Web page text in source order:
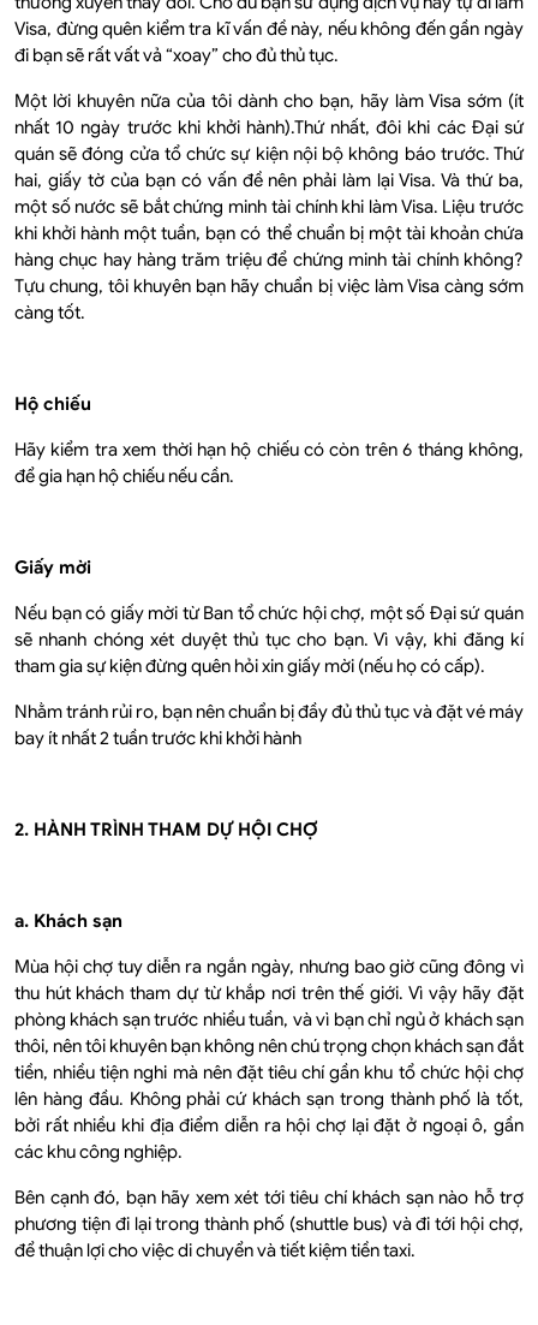
Visa, đừng quên kiểm tra kĩ vấn đề này, nếu không đến gần ngày
đi bạn sẽ rất vất vả “xoay” cho đủ thủ tục.
Một lời khuyên nữa của tôi dành cho bạn, hãy làm Visa sớm (ít
nhất 10 ngày trước khi khởi hành).Thứ nhất, đôi khi các Đại sứ
quán sẽ đóng cửa tổ chức sự kiện nội bộ không báo trước. Thứ
hai, giấy tờ của bạn có vấn đề nên phải làm lại Visa. Và thứ ba,
một số nước sẽ bắt chứng minh tài chính khi làm Visa. Liệu trước
khi khởi hành một tuần, bạn có thể chuẩn bị một tài khoản chứa
hàng chục hay hàng trăm triệu để chứng minh tài chính không?
Tựu chung, tôi khuyên bạn hãy chuẩn bị việc làm Visa càng sớm
càng tốt.
Hộ chiếu
Hãy kiểm tra xem thời hạn hộ chiếu có còn trên 6 tháng không,
để gia hạn hộ chiếu nếu cần.
Giấy mời
Nếu bạn có giấy mời từ Ban tổ chức hội chợ, một số Đại sứ quán
sẽ nhanh chóng xét duyệt thủ tục cho bạn. Vì vậy, khi đăng kí
tham gia sự kiện đừng quên hỏi xin giấy mời (nếu họ có cấp).
Nhằm tránh rủi ro, bạn nên chuẩn bị đầy đủ thủ tục và đặt vé máy
bay ít nhất 2 tuần trước khi khởi hành
2. HÀNH TRÌNH THAM DỰ HỘI CHỢ
a. Khách sạn
Mùa hội chợ tuy diễn ra ngắn ngày, nhưng bao giờ cũng đông vì
thu hút khách tham dự từ khắp nơi trên thế giới. Vì vậy hãy đặt
phòng khách sạn trước nhiều tuần, và vì bạn chỉ ngủ ở khách sạn
thôi, nên tôi khuyên bạn không nên chú trọng chọn khách sạn đắt
tiền, nhiều tiện nghi mà nên đặt tiêu chí gần khu tổ chức hội chợ
lên hàng đầu. Không phải cứ khách sạn trong thành phố là tốt,
bởi rất nhiều khi địa điểm diễn ra hội chợ lại đặt ở ngoại ô, gần
các khu công nghiệp.
Bên cạnh đó, bạn hãy xem xét tới tiêu chí khách sạn nào hỗ trợ
phương tiện đi lại trong thành phố (shuttle bus) và đi tới hội chợ,
để thuận lợi cho việc di chuyển và tiết kiệm tiền taxi.